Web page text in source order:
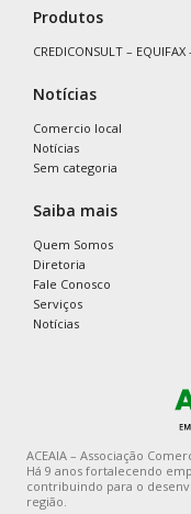
Produtos
CREDICONSULT –
Notícias
Comercio local
Notícias
Sem categoria
Saiba mais
Quem Somos
Diretoria
Fale Conosco
Serviços
Notícias
ACEAIA – Associação
Há 9 anos fortalecendo
contribuindo para o
região.